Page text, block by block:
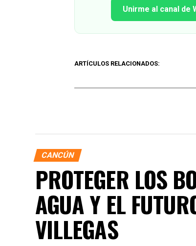
Unirme al canal de
ARTÍCULOS RELACIONADOS:
CANCÚN
PROTEGER LOS
AGUA Y EL
VILLEGAS